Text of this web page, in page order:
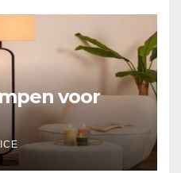
voor